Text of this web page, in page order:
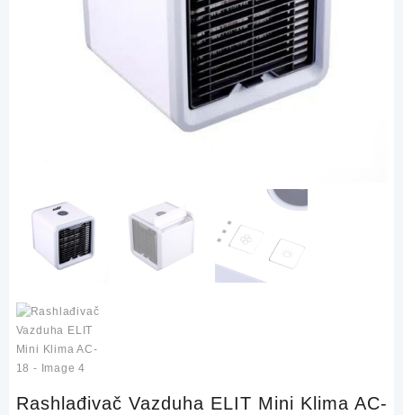
Rashlađivač Vazduha ELIT Mini Klima AC-